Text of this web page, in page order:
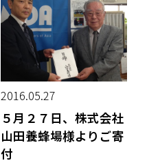
2016.05.27
５月２７日、株式会社
山田養蜂場様よりご寄
付